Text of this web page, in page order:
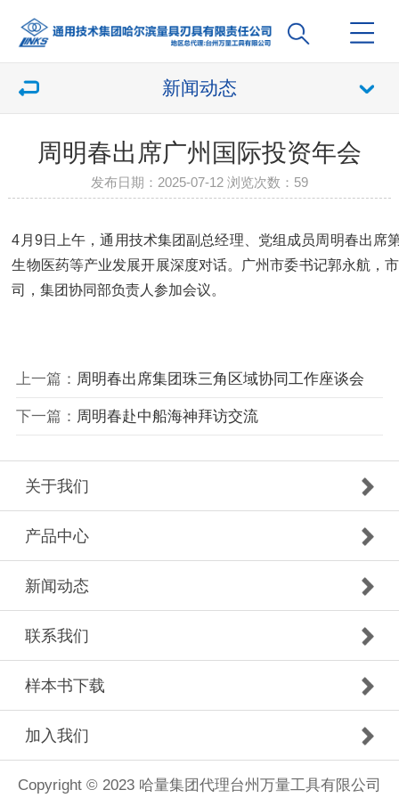
新闻动态
周明春出席广州国际投资年会
发布日期：2025-07-12 浏览次数： 59
4月9日上午，通用技术集团副总经理、党组成员周明春出席
生物医药等产业发展开展深度对话。广州市委书记郭永航，
司，集团协同部负责人参加会议。
上一篇： 周明春出席集团珠三角区域协同工作座谈会
下一篇： 周明春赴中船海神拜访交流
关于我们
产品中心
新闻动态
联系我们
样本书下载
加入我们
Copyright © 2023 哈量集团代理台州万量工具有限公司